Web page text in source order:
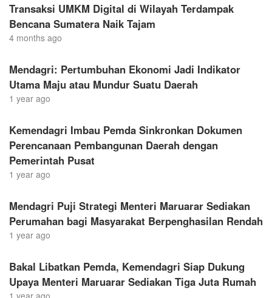
Transaksi UMKM Digital di Wilayah Terdampak
Bencana Sumatera Naik Tajam
4 months ago
Mendagri: Pertumbuhan Ekonomi Jadi Indikator
Utama Maju atau Mundur Suatu Daerah
1 year ago
Kemendagri Imbau Pemda Sinkronkan Dokumen
Perencanaan Pembangunan Daerah dengan
Pemerintah Pusat
1 year ago
Mendagri Puji Strategi Menteri Maruarar Sediakan
Perumahan bagi Masyarakat Berpenghasilan Rendah
1 year ago
Bakal Libatkan Pemda, Kemendagri Siap Dukung
Upaya Menteri Maruarar Sediakan Tiga Juta Rumah
1 year ago